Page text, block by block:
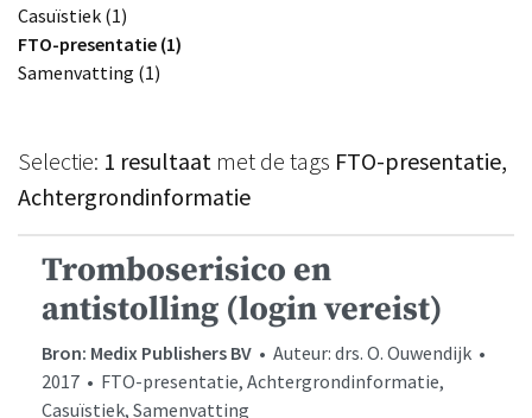
Casuïstiek (1)
FTO-presentatie (1)
Samenvatting (1)
Selectie: 1 resultaat met de tags FTO-presentatie,
Achtergrondinformatie
Tromboserisico en
antistolling (login vereist)
Bron: Medix Publishers BV • Auteur: drs. O. Ouwendijk •
2017 • FTO-presentatie, Achtergrondinformatie,
Casuïstiek, Samenvatting